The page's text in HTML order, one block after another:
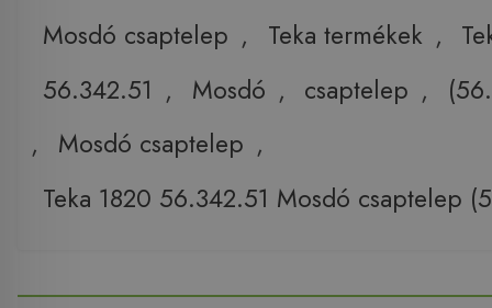
Mosdó csaptelep , Teka termékek ,
56.342.51 , Mosdó , csaptelep ,
,
Mosdó csaptelep ,
Teka 1820 56.342.51 Mosdó csaptelep